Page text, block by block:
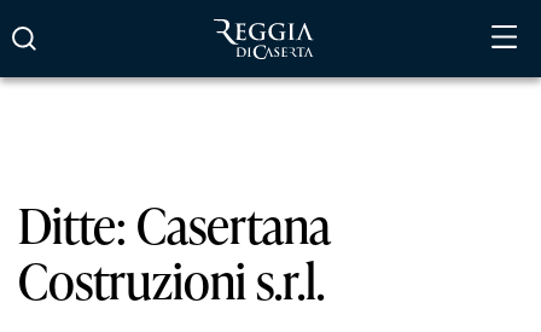
contenuto
Ditte: Casertana
Costruzioni s.r.l.